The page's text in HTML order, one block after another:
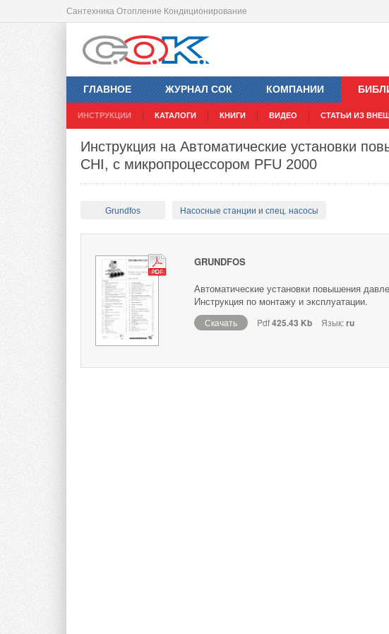
Сантехника Отопление Кондиционирование
ГЛАВНОЕ ЖУРНАЛ СОК КОМПАНИИ
ИНСТРУКЦИИ КАТАЛОГИ КНИГИ ВИДЕО СТАТЬИ ИЗ
Инструкция на Автоматические установки
CHI, с микропроцессором PFU 2000
Grundfos Насосные станции и спец. насосы
GRUNDFOS
Автоматические установки повышения
Инструкция по монтажу и эксплуатации.
Скачать Pdf425.43 Kb Язык:ru